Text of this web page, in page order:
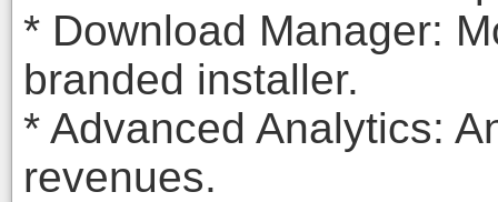
* Download Manager:
branded installer.
* Advanced Analytics:
revenues.